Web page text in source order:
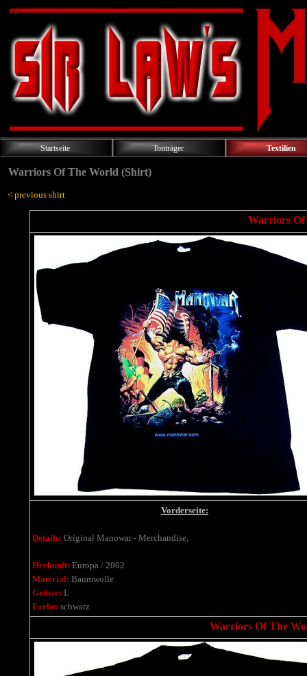
Startseite Tonträger Textilien
Warriors Of The World (Shirt)
< previous shirt
Warriors
Vorderseite:
Details: Original Manowar - Merchandise,
Herkunft: Europa / 2002
Material: Baumwolle
Grösse: L
Farbe: schwarz
Warriors Of The